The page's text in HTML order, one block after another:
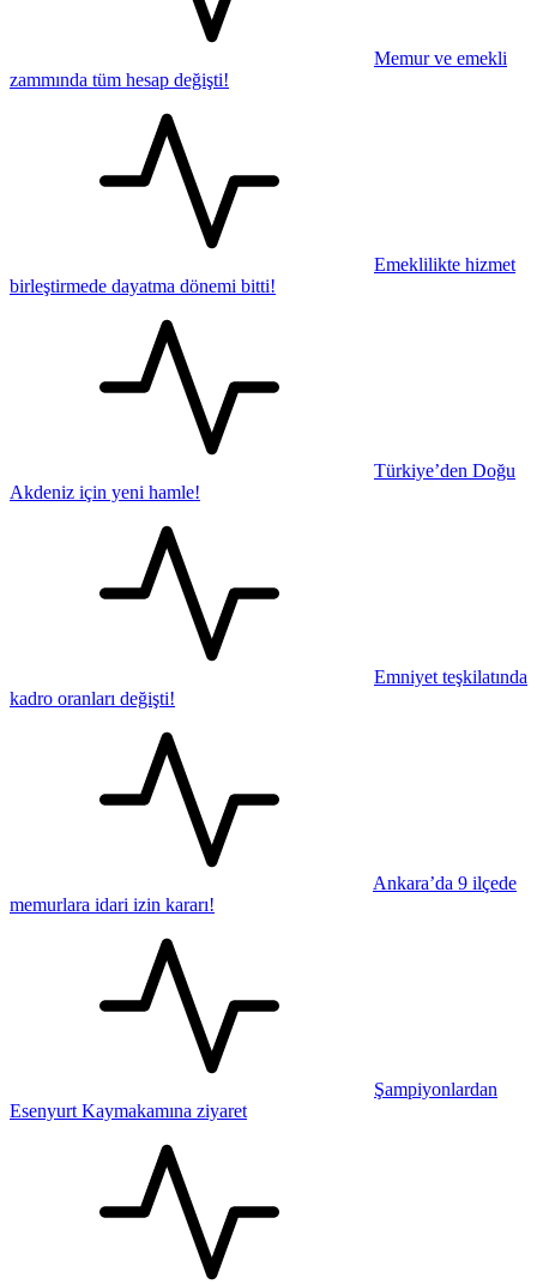
Memur ve emekli
zammında tüm hesap değişti!
Emeklilikte hizmet
birleştirmede dayatma dönemi bitti!
Türkiye’den Doğu
Akdeniz için yeni hamle!
Emniyet teşkilatında
kadro oranları değişti!
Ankara’da 9 ilçede
memurlara idari izin kararı!
Şampiyonlardan
Esenyurt Kaymakamına ziyaret